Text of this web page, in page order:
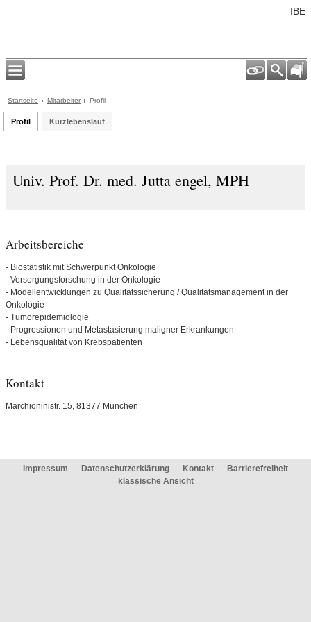
IBE
Startseite Mitarbeiter Profil
Profil Kurzlebenslauf
Univ. Prof. Dr. med. Jutta engel, MPH
Arbeitsbereiche
- Biostatistik mit Schwerpunkt Onkologie
- Versorgungsforschung in der Onkologie
- Modellentwicklungen zu Qualitätssicherung / Qualitätsmanagement in der
Onkologie
- Tumorepidemiologie
- Progressionen und Metastasierung maligner Erkrankungen
- Lebensqualität von Krebspatienten
Kontakt
Marchioninistr. 15, 81377 München
Impressum Datenschutzerklärung Kontakt
Barrierefreiheit
klassische Ansicht